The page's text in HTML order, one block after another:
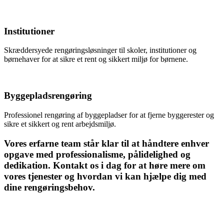
Institutioner
Skræddersyede rengøringsløsninger til skoler, institutioner og
børnehaver for at sikre et rent og sikkert miljø for børnene.
Byggepladsrengøring
Professionel rengøring af byggepladser for at fjerne byggerester og
sikre et sikkert og rent arbejdsmiljø.
Vores erfarne team står klar til at håndtere enhver
opgave med professionalisme, pålidelighed og
dedikation. Kontakt os i dag for at høre mere om
vores tjenester og hvordan vi kan hjælpe dig med
dine rengøringsbehov.